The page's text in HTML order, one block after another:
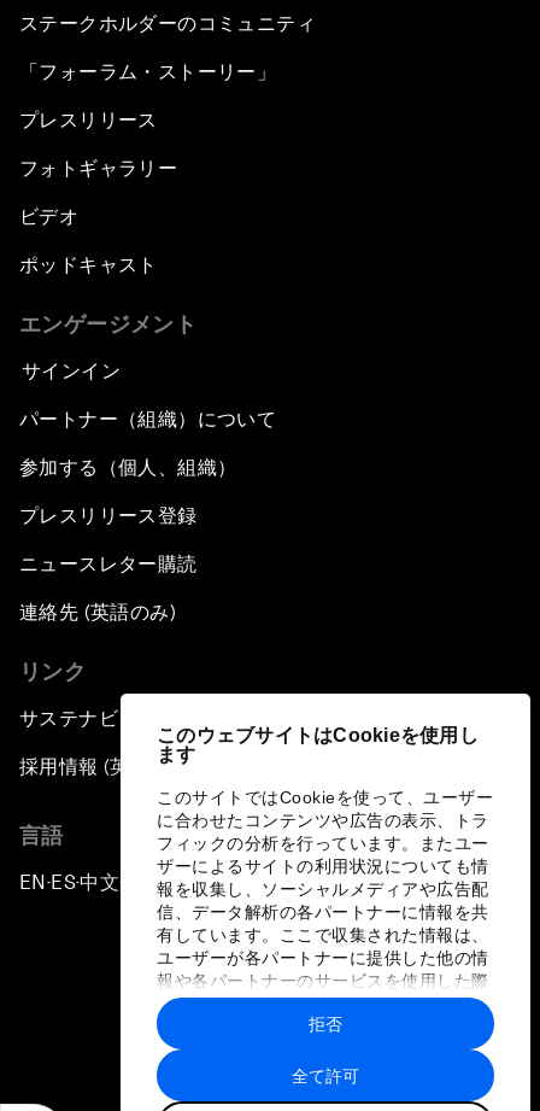
このウェブサイトはCookieを使用し
ます
このサイトではCookieを使って、ユーザー
に合わせたコンテンツや広告の表示、トラ
フィックの分析を行っています。またユー
ザーによるサイトの利用状況についても情
報を収集し、ソーシャルメディアや広告配
信、データ解析の各パートナーに情報を共
有しています。ここで収集された情報は、
ユーザーが各パートナーに提供した他の情
報や各パートナーのサービスを使用した際
に収集された情報と組み合わされ、各パー
トナーによって使用されることがありま
す。
全て許可
拒否
ステークホルダーのコミュニティ
「フォーラム・ストーリー」
プレスリリース
フォトギャラリー
ビデオ
ポッドキャスト
エンゲージメント
サインイン
パートナー（組織）について
参加する（個人、組織）
プレスリリース登録
ニュースレター購読
連絡先 (英語のみ)
リンク
サステナビリティへの取り組み
採用情報 (英語のみ)
言語
EN ▪ES▪中文▪ 日本語
プライバシーポリシーと利用規約
サイトマップ